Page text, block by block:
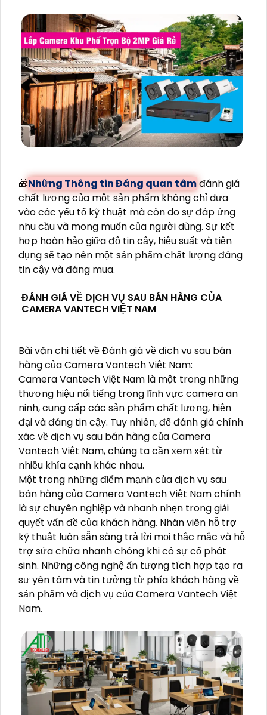
🎁Những Thông tin Đáng quan tâmđánh giá
chất lượng của một sản phẩm không chỉ dựa
vào các yếu tố kỹ thuật mà còn do sự đáp ứng
nhu cầu và mong muốn của người dùng. Sự kết
hợp hoàn hảo giữa độ tin cậy, hiệu suất và tiện
dụng sẽ tạo nên một sản phẩm chất lượng đáng
tin cậy và đáng mua.
ĐÁNH GIÁ VỀ DỊCH VỤ SAU BÁN HÀNG CỦA
CAMERA VANTECH VIỆT NAM
Bài văn chi tiết về Đánh giá về dịch vụ sau bán
hàng của Camera Vantech Việt Nam:
Camera Vantech Việt Nam là một trong những
thương hiệu nổi tiếng trong lĩnh vực camera an
ninh, cung cấp các sản phẩm chất lượng, hiện
đại và đáng tin cậy. Tuy nhiên, để đánh giá chính
xác về dịch vụ sau bán hàng của Camera
Vantech Việt Nam, chúng ta cần xem xét từ
nhiều khía cạnh khác nhau.
Một trong những điểm mạnh của dịch vụ sau
bán hàng của Camera Vantech Việt Nam chính
là sự chuyên nghiệp và nhanh nhẹn trong giải
quyết vấn đề của khách hàng. Nhân viên hỗ trợ
kỹ thuật luôn sẵn sàng trả lời mọi thắc mắc và hỗ
trợ sửa chữa nhanh chóng khi có sự cố phát
sinh. Những công nghệ ấn tượng tích hợp tạo ra
sự yên tâm và tin tưởng từ phía khách hàng về
sản phẩm và dịch vụ của Camera Vantech Việt
Nam.